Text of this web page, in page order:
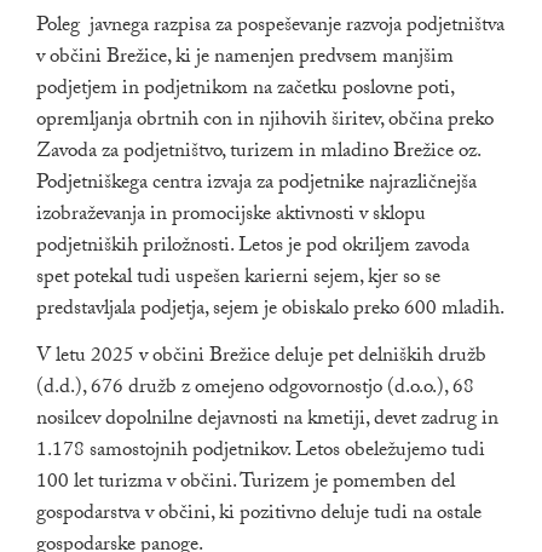
Poleg javnega razpisa za pospeševanje razvoja podjetništva
v občini Brežice, ki je namenjen predvsem manjšim
podjetjem in podjetnikom na začetku poslovne poti,
opremljanja obrtnih con in njihovih širitev, občina preko
Zavoda za podjetništvo, turizem in mladino Brežice oz.
Podjetniškega centra izvaja za podjetnike najrazličnejša
izobraževanja in promocijske aktivnosti v sklopu
podjetniških priložnosti. Letos je pod okriljem zavoda
spet potekal tudi uspešen karierni sejem, kjer so se
predstavljala podjetja, sejem je obiskalo preko 600 mladih.
V letu 2025 v občini Brežice deluje pet delniških družb
(d.d.), 676 družb z omejeno odgovornostjo (d.o.o.), 68
nosilcev dopolnilne dejavnosti na kmetiji, devet zadrug in
1.178 samostojnih podjetnikov. Letos obeležujemo tudi
100 let turizma v občini. Turizem je pomemben del
gospodarstva v občini, ki pozitivno deluje tudi na ostale